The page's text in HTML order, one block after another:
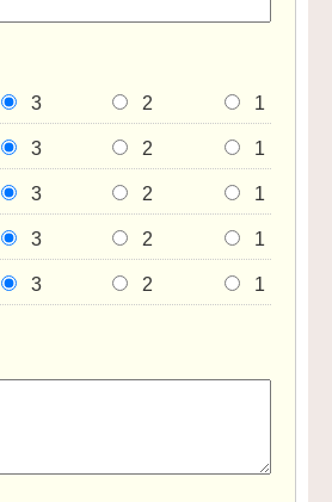
3 2 1
3 2 1
3 2 1
3 2 1
3 2 1